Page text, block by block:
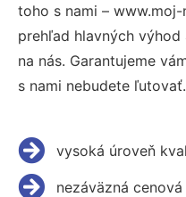
toho s nami – www.moj-
prehľad hlavných
na nás. Garantujeme
s nami nebudete ľutovať.
vysoká úroveň
nezáväzná